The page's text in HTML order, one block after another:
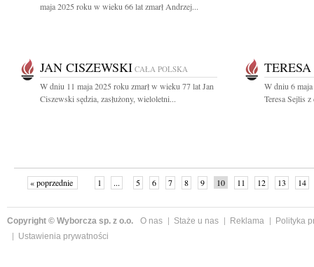
maja 2025 roku w wieku 66 lat zmarł Andrzej...
JAN CISZEWSKI CAŁA POLSKA
W dniu 11 maja 2025 roku zmarł w wieku 77 lat Jan
Ciszewski sędzia, zasłużony, wieloletni...
W dniu 6
Teresa Sejlis
« poprzednie 1 ... 5 6 7 8 9 10 11 12 13 14
Copyright © Wyborcza sp. z o.o. O nas Staże u nas Reklama
Polityka
Ustawienia prywatności